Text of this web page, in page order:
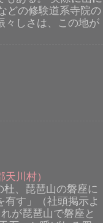
どの修験道系寺院の
々しさは、この地が
川村）
、琵琶山の磐座に
す」（社頭掲示よ
が琵琶山で磐座と